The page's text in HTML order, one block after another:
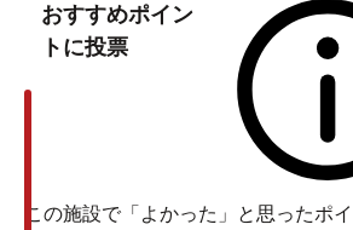
おすすめポイン
トに投票
この施設で「よかった」と思ったポ